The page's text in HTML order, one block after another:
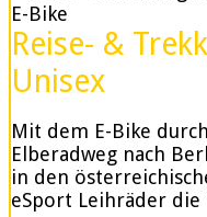
E-Bike
Reise- &
Unisex
Mit dem E-Bike
Elberadweg nach
in den
eSport Leihräder die